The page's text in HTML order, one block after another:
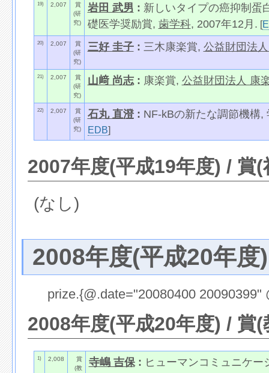
19) 2,007
賞
(研
究)
岩田 武男 : 新しいタイプの癌抑制蛋
礎医学奨励賞, 歯学科, 2007年12月. [
20) 2,007
賞
(研
究)
三好 圭子: 三木康楽賞, 公益財団法
21) 2,007
賞
(研
究)
山﨑 尚志: 康楽賞, 公益財団法人 康
22) 2,007
賞
(研
究)
石丸 直澄: NF-kBの新たな調節機構
EDB]
2007年度(平成19年度) / 賞(
(なし)
2008年度(平成20年度)
prize.{@.date="20080400 20090399"
2008年度(平成20年度) / 賞(
1) 2,008
賞
(教
寺嶋 吉保: ヒューマンコミュニケ